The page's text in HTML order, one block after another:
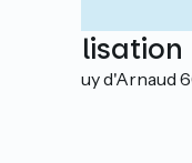
Localisation
5 rue Jouy